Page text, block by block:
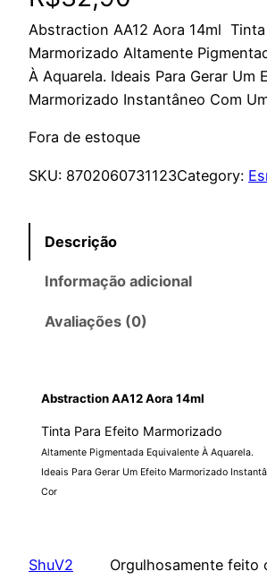
Abstraction AA12 Aora 14ml
Marmorizado Altamente
À Aquarela. Ideais Para Gerar Um
Marmorizado Instantâneo Com
Fora de estoque
SKU: 8702060731123Category:
Descrição
Informação adicional
Avaliações (0)
Abstraction AA12 Aora 14ml
Tinta Para Efeito Marmorizado
Altamente Pigmentada Equivalente À Aquarela.
Ideais Para Gerar Um Efeito Marmorizado
Cor
ShuV2 Orgulhosamente feito